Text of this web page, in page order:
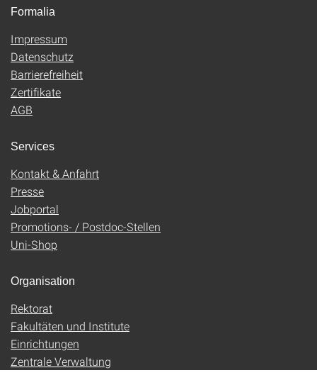
Formalia
Impressum
Datenschutz
Barrierefreiheit
Zertifikate
AGB
Services
Kontakt & Anfahrt
Presse
Jobportal
Promotions- / Postdoc-Stellen
Uni-Shop
Organisation
Rektorat
Fakultäten und Institute
Einrichtungen
Zentrale Verwaltung